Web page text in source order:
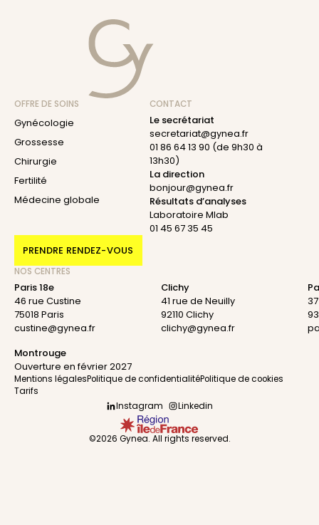
OFFRE DE SOINS
Gynécologie
Grossesse
Chirurgie
Fertilité
Médecine globale
CONTACT
Le secrétariat
secretariat@gynea.fr
01 86 64 13 90 (de 9h30 à
13h30)
La direction
bonjour@gynea.fr
Résultats d’analyses
Laboratoire Mlab
01 45 67 35 45
PRENDRE RENDEZ-VOUS
NOS CENTRES
Paris 18e
46 rue Custine
75018 Paris
custine@gynea.fr
Clichy
41 rue de Neuilly
92110 Clichy
clichy@gynea.fr
Montrouge
Ouverture en février 2027
Mentions légalesPolitique de confidentialitéPolitique de cookies
Tarifs
Instagram
Linkedin
©2026 Gynea. All rights reserved.